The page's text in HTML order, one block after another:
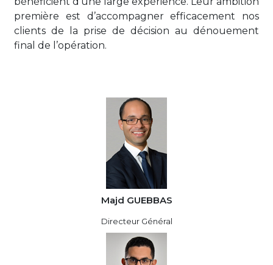
première est d’accompagner efficacement nos
clients de la prise de décision au dénouement
final de l’opération.
Majd GUEBBAS
Directeur Général